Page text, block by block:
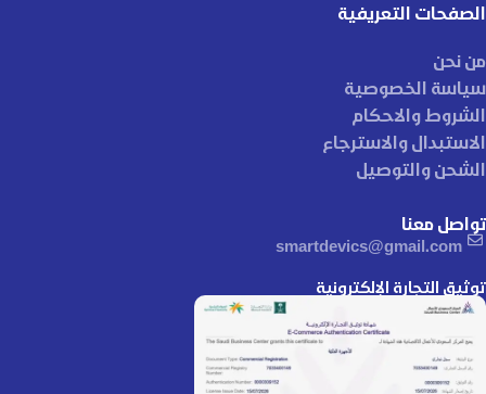
الصفحات التعريفية
من نحن
سياسة الخصوصية
الشروط والاحكام
الاستبدال والاسترجاع
الشحن والتوصيل
تواصل معنا
smartdevics@gmail.com
توثيق التجارة الإلكترونية